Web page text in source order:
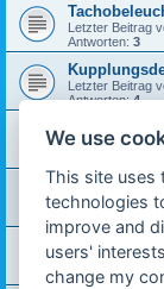
Letzter Beitrag
Antworten: 3
Letzter Beitrag
Antworten:4
Hercules
Letzter Beitrag
Ratschlag
Letzter Beitrag
Antworten:
Fehlende
Letzter Beitrag
Antworten:5
We use
This site uses
technologies
improve and
users'
change my